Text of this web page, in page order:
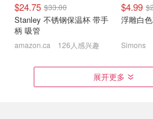
亚马逊8.5热卖！Stanley吸
管杯$25(原$33) Lego跑车
史低价
加香挥发
$24.75 $33.00
Stanley 不锈钢保温杯 带手
柄 吸管
amazon.ca 126人感兴趣
$4.99
浮雕白
Simons
展开更多